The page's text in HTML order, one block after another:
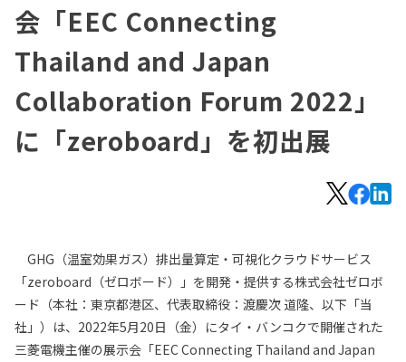
会「EEC Connecting
Thailand and Japan
Collaboration Forum 2022」
に「zeroboard」を初出展
GHG（温室効果ガス）排出量算定・可視化クラウドサービス
「zeroboard（ゼロボード）」を開発・提供する株式会社ゼロボ
ード（本社：東京都港区、代表取締役：渡慶次 道隆、以下「当
社」）は、2022年5月20日（金）にタイ・バンコクで開催された
三菱電機主催の展示会「EEC Connecting Thailand and Japan